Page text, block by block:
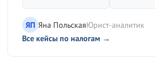
ЯП Яна ПольскаяЮрист-аналитик
Все кейсы по налогам →